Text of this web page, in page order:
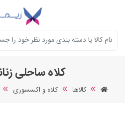
جستجو
کلاه ساحلی
کالاها کلاه و اکسسوری